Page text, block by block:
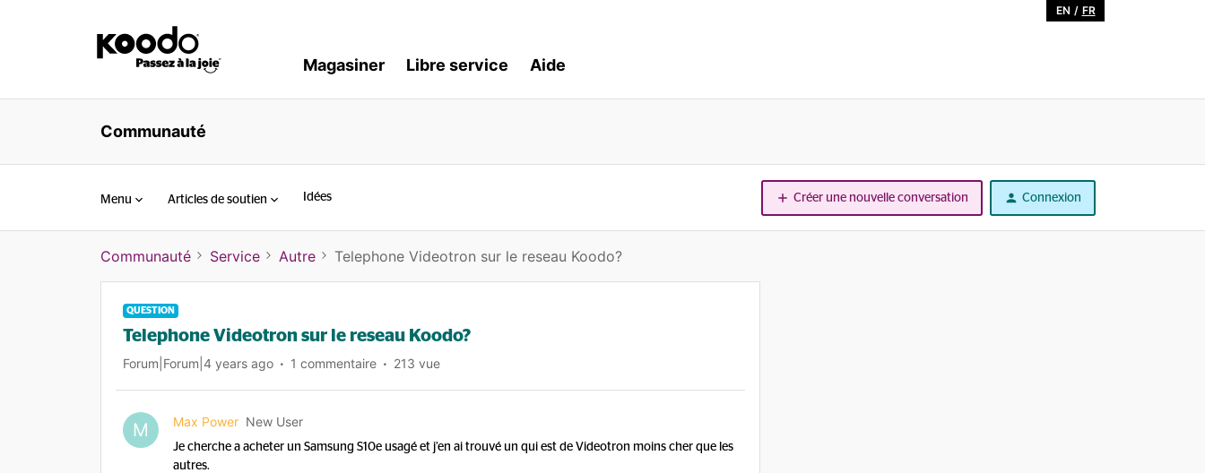
EN / FR
Magasiner Libre service Aide
Communauté
Menu Articles de soutien Idées Créer une nouvelle conversation Connexion
Communauté Service Autre Telephone Videotron sur le reseau Koodo?
QUESTION
Telephone Videotron sur le reseau Koodo?
Forum|Forum|4 years ago 1 commentaire 213 vue
M Max Power New User
Je cherche a acheter un Samsung S10e usagé et j’en ai trouvé un qui est de Videotron moins cher que les
autres.